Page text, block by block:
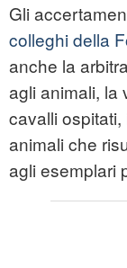
Gli
colleghi della
anche la
agli animali, la
cavalli
animali che
agli esemplari